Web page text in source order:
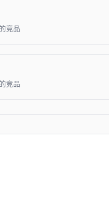
的竞品
的竞品